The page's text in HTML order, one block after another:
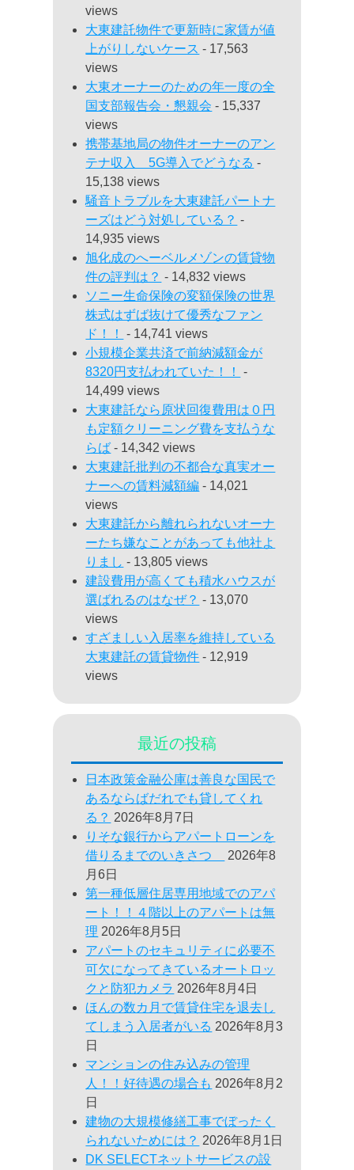
views
大東建託物件で更新時に家賃が値
上がりしないケース - 17,563
views
大東オーナーのための年一度の全
国支部報告会・懇親会 - 15,337
views
携帯基地局の物件オーナーのアン
テナ収入 5G導入でどうなる -
15,138 views
騒音トラブルを大東建託パートナ
ーズはどう対処している？ -
14,935 views
旭化成のへーベルメゾンの賃貸物
件の評判は？ - 14,832 views
ソニー生命保険の変額保険の世界
株式はずば抜けて優秀なファン
ド！！
- 14,741 views
小規模企業共済で前納減額金が
8320円支払われていた！！
-
14,499 views
大東建託なら原状回復費用は０円
も定額クリーニング費を支払うな
らば - 14,342 views
大東建託批判の不都合な真実オー
ナーへの賃料減額編 - 14,021
views
大東建託から離れられないオーナ
ーたち嫌なことがあっても他社よ
りまし - 13,805 views
建設費用が高くても積水ハウスが
選ばれるのはなぜ？ - 13,070
views
すざましい入居率を維持している
大東建託の賃貸物件 - 12,919
views
最近の投稿
日本政策金融公庫は善良な国民で
あるならばだれでも貸してくれ
る？ 2026年8月7日
りそな銀行からアパートローンを
借りるまでのいきさつ
2026年8
月6日
第一種低層住居専用地域でのアパ
ート！！４階以上のアパートは無
理 2026年8月5日
アパートのセキュリティに必要不
可欠になってきているオートロッ
クと防犯カメラ 2026年8月4日
ほんの数カ月で賃貸住宅を退去し
てしまう入居者がいる 2026年8月3
日
マンションの住み込みの管理
人！！好待遇の場合も 2026年8月2
日
建物の大規模修繕工事でぼったく
られないためには？ 2026年8月1日
DK SELECTネットサービスの設